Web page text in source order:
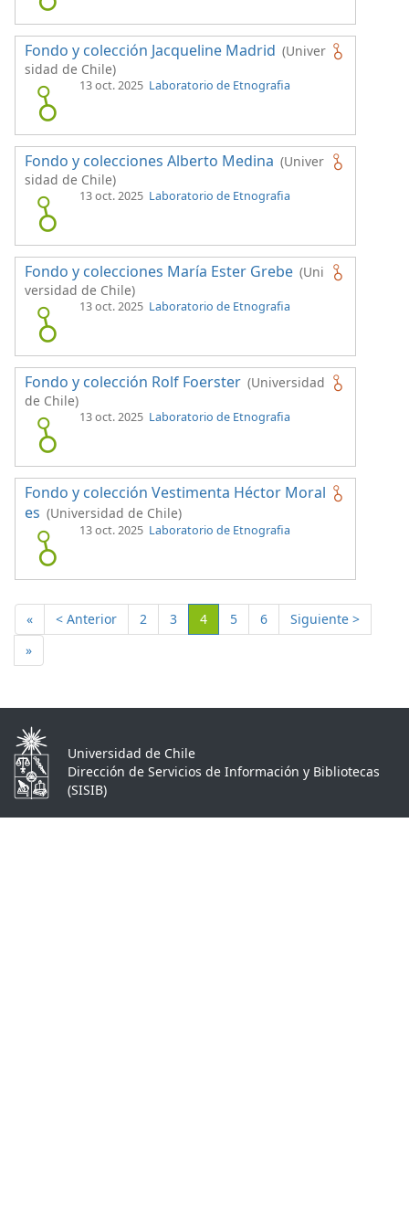
Fondo y colección Jacqueline Madrid (Univer
sidad de Chile)
13 oct. 2025 Laboratorio de Etnografia
Fondo y colecciones Alberto Medina (Univer
sidad de Chile)
13 oct. 2025 Laboratorio de Etnografia
Fondo y colecciones María Ester Grebe (Uni
versidad de Chile)
13 oct. 2025 Laboratorio de Etnografia
Fondo y colección Rolf Foerster (Universidad
de Chile)
13 oct. 2025 Laboratorio de Etnografia
Fondo y colección Vestimenta Héctor Moral
es (Universidad de Chile)
13 oct. 2025 Laboratorio de Etnografia
« < Anterior 2 3 4(Actual)
5 6
Siguiente >
»
Universidad de Chile
Dirección de Servicios de Información y Bibliotecas
(SISIB)